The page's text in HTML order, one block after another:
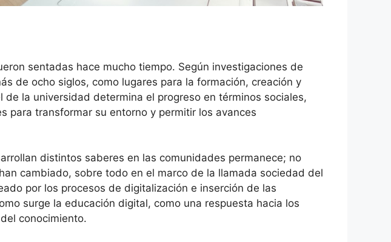
sentadas hace mucho tiempo. Según investigaciones de
de ocho siglos, como lugares para la formación, creación y
la universidad determina el progreso en términos sociales,
para transformar su entorno y permitir los avances
distintos saberes en las comunidades permanece; no
cambiado, sobre todo en el marco de la llamada sociedad del
por los procesos de digitalización e inserción de las
surge la educación digital, como una respuesta hacia los
conocimiento.